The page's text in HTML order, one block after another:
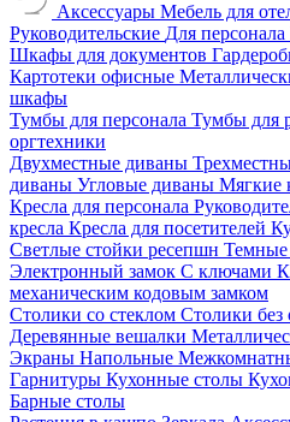
Аксессуары Мебель для
Руководительские Для персонала
Шкафы для документов
Картотеки офисные
шкафы
Тумбы для персонала Тумбы для
оргтехники
Двухместные диваны
диваны Угловые диваны Мягкие
Кресла для персонала
кресла Кресла для посетителей
Светлые стойки ресепшн Темные
Электронный замок С ключами
механическим кодовым замком
Столики со стеклом Столики без
Деревянные вешалки
Экраны Напольные
Гарнитуры Кухонные столы
Барные столы